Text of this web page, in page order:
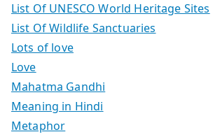
List Of UNESCO World Heritage Sites
List Of Wildlife Sanctuaries
Lots of love
Love
Mahatma Gandhi
Meaning in Hindi
Metaphor